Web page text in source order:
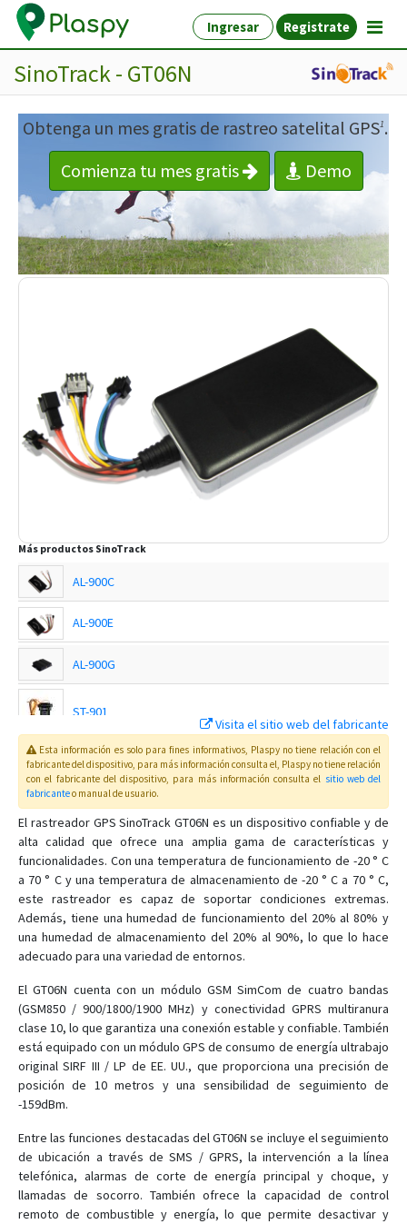
Ingresar Registrate
SinoTrack - GT06N
Obtenga un mes gratis de rastreo satelital GPS1.
Comienza tu mes gratis
Demo
Más productos SinoTrack
AL-900C
AL-900E
AL-900G
ST-901
ST-901A
ST-901AL
ST-901L
ST-901M
ST-902
ST-902A
ST-902L
ST-903
ST-904L
ST-905
ST-905/915
ST-906L
ST-907
ST-907L
Visita el sitio web del fabricante
Esta información es solo para fines informativos, Plaspy no tiene relación con el
fabricante del dispositivo, para más información consulta el, Plaspy no tiene relación
con el fabricante del dispositivo, para más información consulta el sitio web del
fabricanteo manual de usuario.
El rastreador GPS SinoTrack GT06N es un dispositivo confiable y de
alta calidad que ofrece una amplia gama de características y
funcionalidades. Con una temperatura de funcionamiento de -20 ° C
a 70 ° C y una temperatura de almacenamiento de -20 ° C a 70 ° C,
este rastreador es capaz de soportar condiciones extremas.
Además, tiene una humedad de funcionamiento del 20% al 80% y
una humedad de almacenamiento del 20% al 90%, lo que lo hace
adecuado para una variedad de entornos.
El GT06N cuenta con un módulo GSM SimCom de cuatro bandas
(GSM850 / 900/1800/1900 MHz) y conectividad GPRS multiranura
clase 10, lo que garantiza una conexión estable y confiable. También
está equipado con un módulo GPS de consumo de energía ultrabajo
original SIRF III / LP de EE. UU., que proporciona una precisión de
posición de 10 metros y una sensibilidad de seguimiento de
-159dBm.
Entre las funciones destacadas del GT06N se incluye el seguimiento
de ubicación a través de SMS / GPRS, la intervención a la línea
telefónica, alarmas de corte de energía principal y choque, y
llamadas de socorro. También ofrece la capacidad de control
remoto de combustible y energía, lo que permite desactivar y